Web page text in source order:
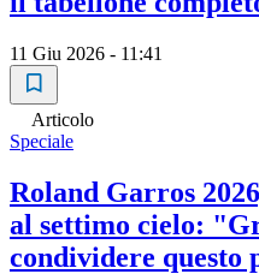
11 Giu 2026 - 11:41
Articolo
Speciale
Roland Garros
al settimo cielo:
condividere questo